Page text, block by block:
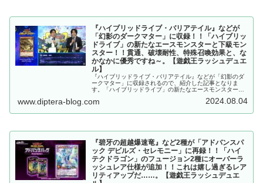
『ハイブリッドライブ・バリアテイル』などが
「幻影のダークマター」に収録！！「ハイブリッ
ドライブ」の新たなエースモンスターと下級モン
スター！！貫通、破壊耐性、特殊召喚効果と、な
かなかに優秀ですね～。【遊戯王ラッシュデュエ
ル】
『ハイブリッドライブ・バリアテイル』などが「幻影のダ
ークマター」に収録されるので、紹介した記事となりま
す。「ハイブリッドライブ」の新たなエースモンスターと
かなかに優秀ですね～。【遊戯王ラッシュデュエル】
www.diptera-blog.com 2024.08.04
『碧牙の超越爆速竜』など2種が「アドバンスパ
ック デビルズ・セレモニー」に再録！！「ハイ
テクドラゴン」のフュージョン2種にオーバーラ
ッシュレア仕様が追加！！これは嬉し過ぎるレア
リティアップだ……。【遊戯王ラッシュデュエ